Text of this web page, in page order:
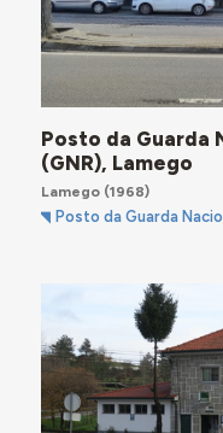
Posto da Guarda
(GNR), Lamego
Lamego(1968)
Posto da Guarda